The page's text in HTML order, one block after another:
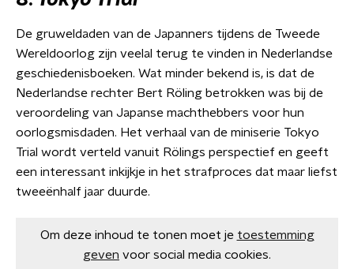
De gruweldaden van de Japanners tijdens de Tweede
Wereldoorlog zijn veelal terug te vinden in Nederlandse
geschiedenisboeken. Wat minder bekend is, is dat de
Nederlandse rechter Bert Röling betrokken was bij de
veroordeling van Japanse machthebbers voor hun
oorlogsmisdaden. Het verhaal van de miniserie Tokyo
Trial wordt verteld vanuit Rölings perspectief en geeft
een interessant inkijkje in het strafproces dat maar liefst
tweeënhalf jaar duurde.
Om deze inhoud te tonen moet je toestemming
geven voor social media cookies.